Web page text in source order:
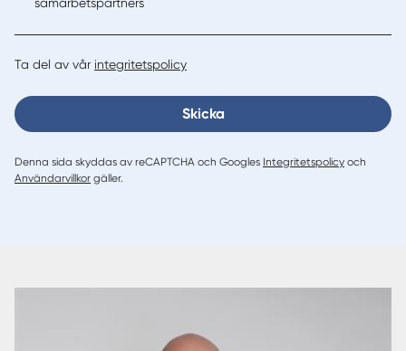
Ta del av vår integritetspolicy
Skicka
Denna sida skyddas av reCAPTCHA och Googles Integritetspolicy och
Användarvillkor gäller.